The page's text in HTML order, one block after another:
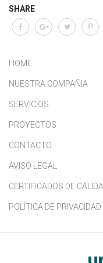
SHARE
HOME
NUESTRA COMPAÑIA
SERVICIOS
PROYECTOS
CONTACTO
AVISO LEGAL
CERTIFICADOS DE
POLÍTICA DE PRIVACIDAD